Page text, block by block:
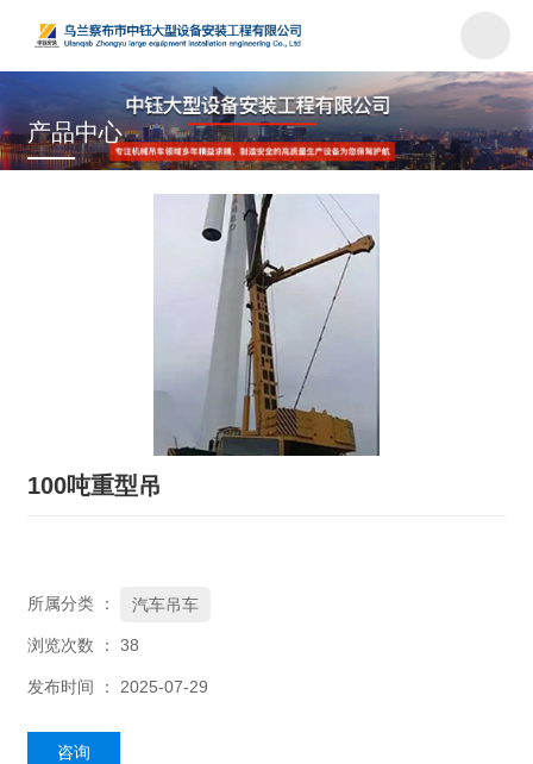
产品中心
汽车吊车 /100吨重型吊
100吨重型吊
所属分类 ： 汽车吊车
浏览次数 ：38
发布时间 ： 2025-07-29
咨询